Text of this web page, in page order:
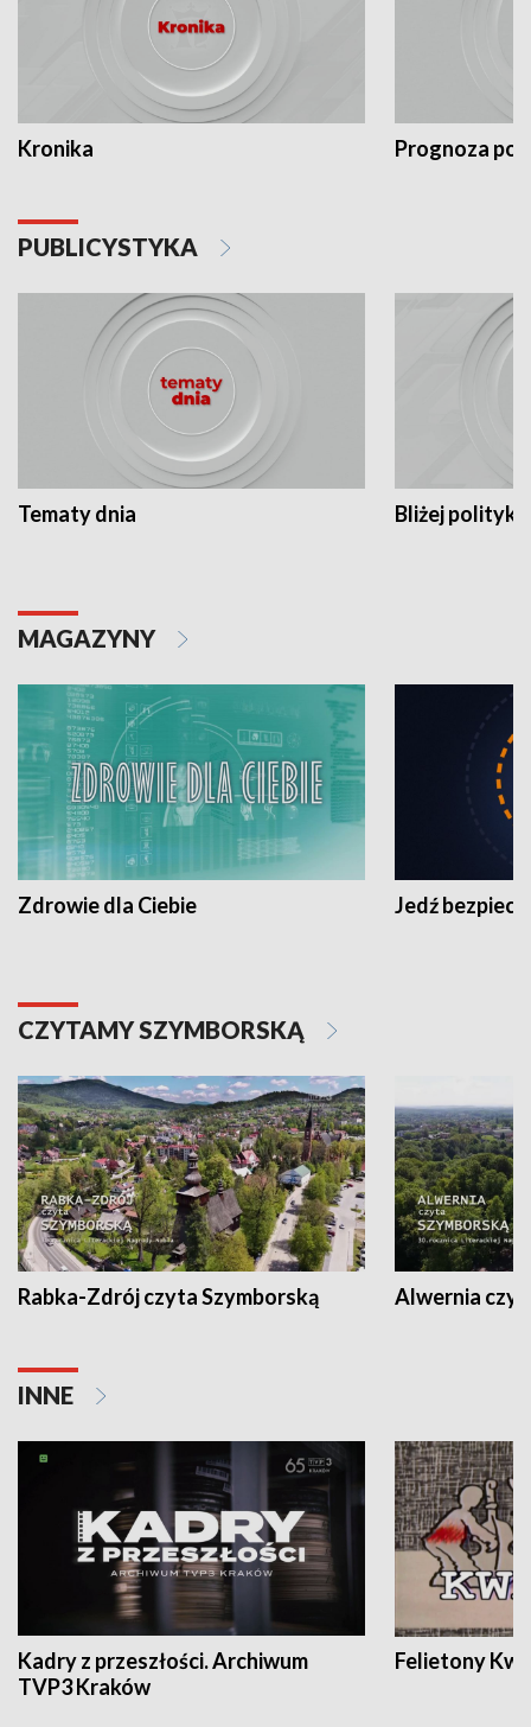
Kronika Prognoza
PUBLICYSTYKA
Tematy dnia Bliżej polityki
MAGAZYNY
Zdrowie dla Ciebie Jedź
CZYTAMY SZYMBORSKĄ
Rabka-Zdrój czyta Szymborską Alwernia
INNE
Kadry z przeszłości. Archiwum
TVP3 Kraków
Felietony